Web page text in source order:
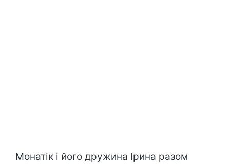
Монатік і його дружина Ірина разом